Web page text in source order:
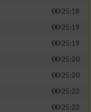
00:25:18
00:25:19
00:25:19
00:25:20
00:25:20
00:25:22
00:25:22